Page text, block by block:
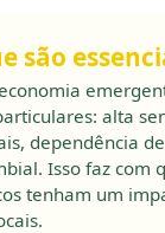
são
alta
dependência
Isso faz com
tenham um